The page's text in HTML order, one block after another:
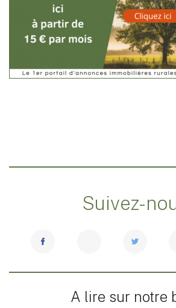
Suivez-
A lire sur notre